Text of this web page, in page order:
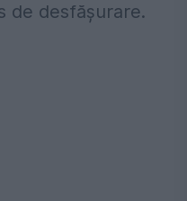
de desfăşurare.